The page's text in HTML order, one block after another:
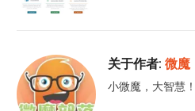
关于作者:微魔
小微魔，大智慧！